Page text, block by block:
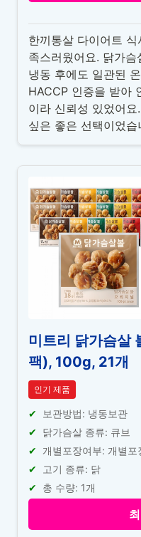
한끼통살 다이어트
족스러웠어요. 닭가
냉동 후에도 일관된
HACCP 인증을 받아
이라 신뢰성 있었어
싶은 좋은 선택이었습
미트리 닭가슴살
팩), 100g, 21개
인기 제품
보관방법: 냉동보관
닭가슴살 종류: 큐브
개별포장여부: 개별포
고기 종류: 닭
총 수량: 1개